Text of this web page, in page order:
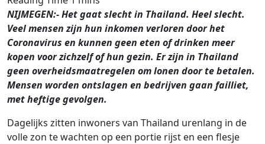
NIJMEGEN:- Het gaat slecht in Thailand. Heel slecht.
Veel mensen zijn hun inkomen verloren door het
Coronavirus en kunnen geen eten of drinken meer
kopen voor zichzelf of hun gezin. Er zijn in Thailand
geen overheidsmaatregelen om lonen door te betalen.
Mensen worden ontslagen en bedrijven gaan failliet,
met heftige gevolgen.
Dagelijks zitten inwoners van Thailand urenlang in de
volle zon te wachten op een portie rijst en een flesje